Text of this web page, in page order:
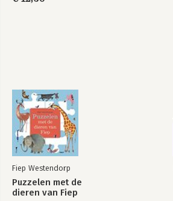
Fiep Westendorp
Puzzelen met de
dieren van Fiep